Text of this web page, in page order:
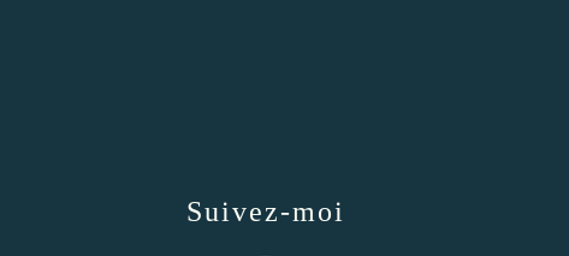
Suivez-moi